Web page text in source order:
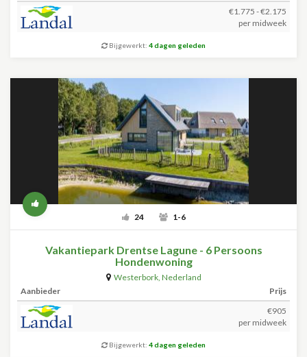
€1.775 - €2.175
per midweek
Bijgewerkt: 4 dagen geleden
24 1-6
Vakantiepark Drentse Lagune - 6 Persoons
Hondenwoning
Westerbork, Nederland
Aanbieder
Prijs
€905
per midweek
Bijgewerkt: 4 dagen geleden